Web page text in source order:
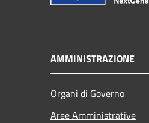
AMMINISTRAZIONE
Organi di Governo
Aree Amministrative